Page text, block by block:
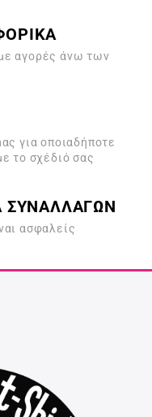
αγορές άνω των
για οποιαδήποτε
το σχέδιό σας
ΣΥΝΑΛΛΑΓΩΝ
ασφαλείς